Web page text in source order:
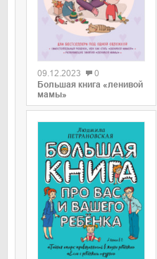
09.12.2023
0
Большая книга «ленивой
мамы»